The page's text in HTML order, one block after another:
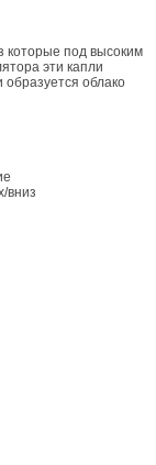
которые под высоким
эти капли
облако
вниз